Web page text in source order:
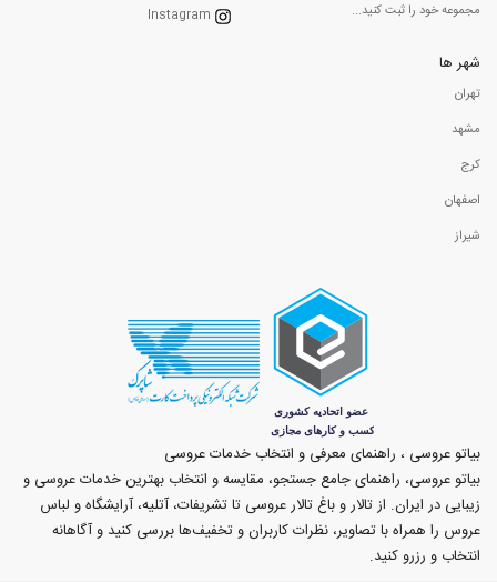
مجموعه خود را ثبت کنید...
Instagram
شهر ها
تهران
مشهد
کرج
اصفهان
شیراز
بیاتو عروسی ، راهنمای معرفی و انتخاب خدمات عروسی
بیاتو عروسی، راهنمای جامع جستجو، مقایسه و انتخاب بهترین خدمات عروسی و
زیبایی در ایران. از تالار و باغ تالار عروسی تا تشریفات، آتلیه، آرایشگاه و لباس
عروس را همراه با تصاویر، نظرات کاربران و تخفیف‌ها بررسی کنید و آگاهانه
انتخاب و رزرو کنید.